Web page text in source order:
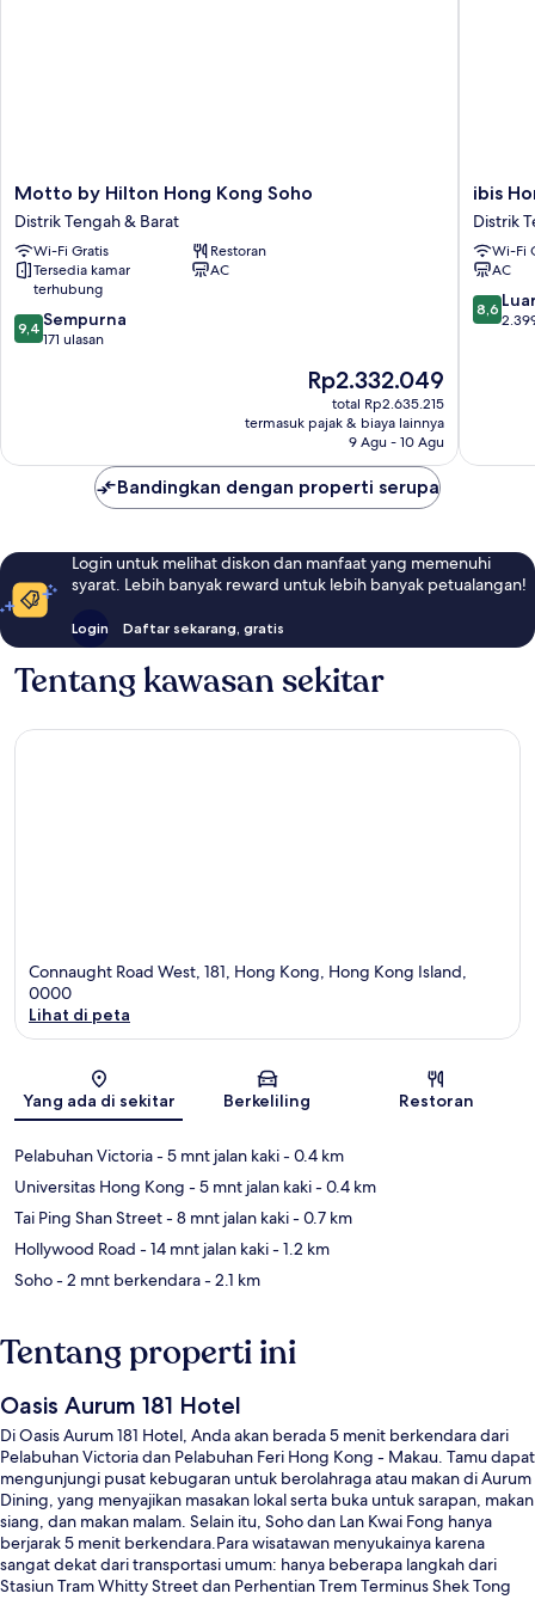
Motto
by
Hilton
Hong
Kong
Soho
Distrik
Tengah
Motto by Hilton Hong Kong Soho
Distrik Tengah & Barat
Wi-Fi Gratis
Restoran
Tersedia kamar
terhubung
AC
9.4
dari
9,4 Sempurna
171 ulasan
Harga
sekarang
Rp2.332.049
Rp2.332.049
total Rp2.635.215
termasuk pajak & biaya lainnya
9 Agu - 10 Agu
ibis
Hong
Kong
Central
And
Sheung
Wan
ibis
Distrik
Wi-Fi
AC
8.6
dari
8,6
Bandingkan dengan properti serupa
Login untuk melihat diskon dan manfaat yang memenuhi
syarat. Lebih banyak reward untuk lebih banyak petualangan!
Login Daftar sekarang, gratis
Tentang kawasan sekitar
Connaught Road West, 181, Hong Kong, Hong Kong Island,
0000
Lihat di peta
Yang ada di sekitar Berkeliling Restoran
Pelabuhan Victoria- 5 mnt jalan kaki- 0.4 km
Universitas Hong Kong - 5 mnt jalan kaki- 0.4 km
Tai Ping Shan Street- 8 mnt jalan kaki- 0.7 km
Hollywood Road - 14 mnt jalan kaki- 1.2 km
Soho- 2 mnt berkendara- 2.1 km
Tentang properti ini
Oasis Aurum 181 Hotel
Di Oasis Aurum 181 Hotel, Anda akan berada 5 menit berkendara dari
Pelabuhan Victoria dan Pelabuhan Feri Hong Kong - Makau. Tamu dapat
mengunjungi pusat kebugaran untuk berolahraga atau makan di Aurum
Dining, yang menyajikan masakan lokal serta buka untuk sarapan, makan
siang, dan makan malam. Selain itu, Soho dan Lan Kwai Fong hanya
berjarak 5 menit berkendara.Para wisatawan menyukainya karena
sangat dekat dari transportasi umum: hanya beberapa langkah dari
Stasiun Tram Whitty Street dan Perhentian Trem Terminus Shek Tong